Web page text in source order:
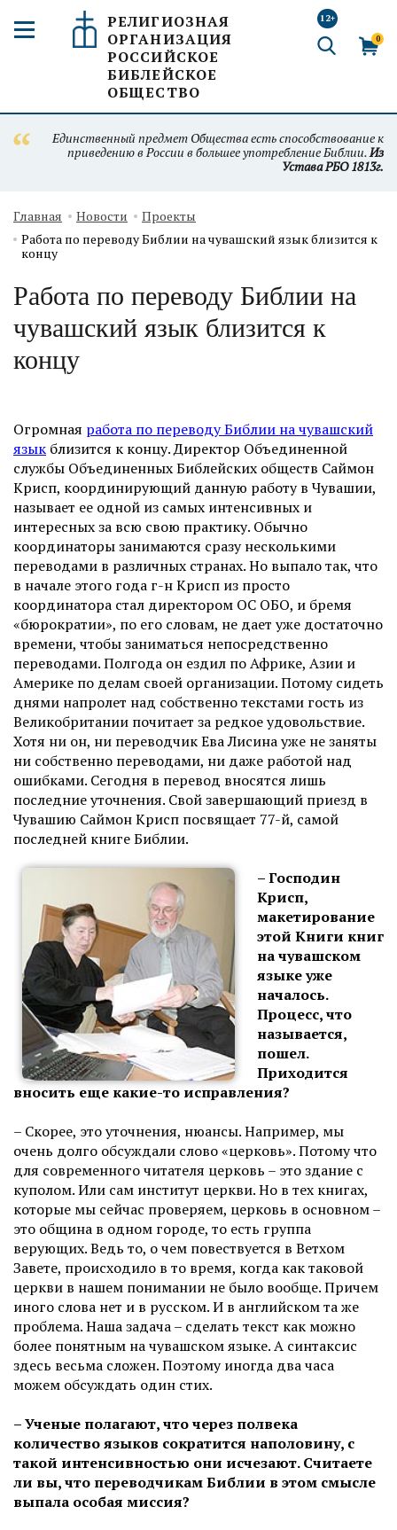
РЕЛИГИОЗНАЯ
ОРГАНИЗАЦИЯ
РОССИЙСКОЕ
БИБЛЕЙСКОЕ
ОБЩЕСТВО
12+
0
Единственный предмет Общества есть способствование к
приведению в России в большее употребление Библии.Из
Устава РБО 1813г.
Главная Новости
Проекты
Работа по переводу Библии на чувашский язык близится к
концу
Работа по переводу Библии на
чувашский язык близится к
концу
Огромная работа по переводу Библии на чувашский
язык близится к концу. Директор Объединенной
службы Объединенных Библейских обществ Саймон
Крисп, координирующий данную работу в Чувашии,
называет ее одной из самых интенсивных и
интересных за всю свою практику. Обычно
координаторы занимаются сразу несколькими
переводами в различных странах. Но выпало так, что
в начале этого года г-н Крисп из просто
координатора стал директором ОС ОБО, и бремя
«бюрократии», по его словам, не дает уже достаточно
времени, чтобы заниматься непосредственно
переводами. Полгода он ездил по Африке, Азии и
Америке по делам своей организации. Потому сидеть
днями напролет над собственно текстами гость из
Великобритании почитает за редкое удовольствие.
Хотя ни он, ни переводчик Ева Лисина уже не заняты
ни собственно переводами, ни даже работой над
ошибками. Сегодня в перевод вносятся лишь
последние уточнения. Свой завершающий приезд в
Чувашию Саймон Крисп посвящает 77-й, самой
последней книге Библии.
– Господин
Крисп,
макетирование
этой Книги книг
на чувашском
языке уже
началось.
Процесс, что
называется,
пошел.
Приходится
вносить еще какие-то исправления?
– Скорее, это уточнения, нюансы. Например, мы
очень долго обсуждали слово «церковь». Потому что
для современного читателя церковь – это здание с
куполом. Или сам институт церкви. Но в тех книгах,
которые мы сейчас проверяем, церковь в основном –
это община в одном городе, то есть группа
верующих. Ведь то, о чем повествуется в Ветхом
Завете, происходило в то время, когда как таковой
церкви в нашем понимании не было вообще. Причем
иного слова нет и в русском. И в английском та же
проблема. Наша задача – сделать текст как можно
более понятным на чувашском языке. А синтаксис
здесь весьма сложен. Поэтому иногда два часа
можем обсуждать один стих.
– Ученые полагают, что через полвека
количество языков сократится наполовину, с
такой интенсивностью они исчезают. Считаете
ли вы, что переводчикам Библии в этом смысле
выпала особая миссия?